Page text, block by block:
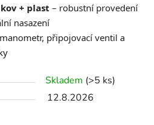
+ plast – robustní provedení
nasazení
připojovací ventil a
Skladem (>5 ks)
12.8.2026